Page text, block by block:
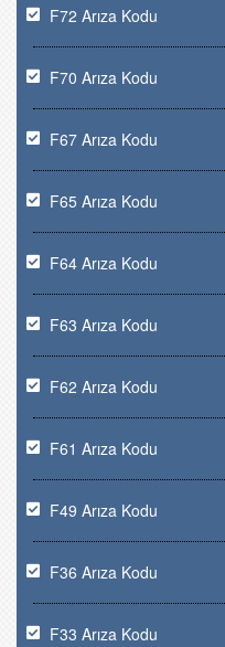
F72 Arıza Kodu
F70 Arıza Kodu
F67 Arıza Kodu
F65 Arıza Kodu
F64 Arıza Kodu
F63 Arıza Kodu
F62 Arıza Kodu
F61 Arıza Kodu
F49 Arıza Kodu
F36 Arıza Kodu
F33 Arıza Kodu